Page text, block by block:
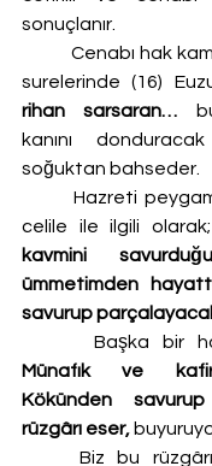
sonuçlanır.
surelerinde (16)
rihan sarsaran…
kanını
soğuktan
celile ile ilgili olarak;
kavmini
ümmetimden
savurup
Münafık ve
Kökünden
rüzgârı eser,